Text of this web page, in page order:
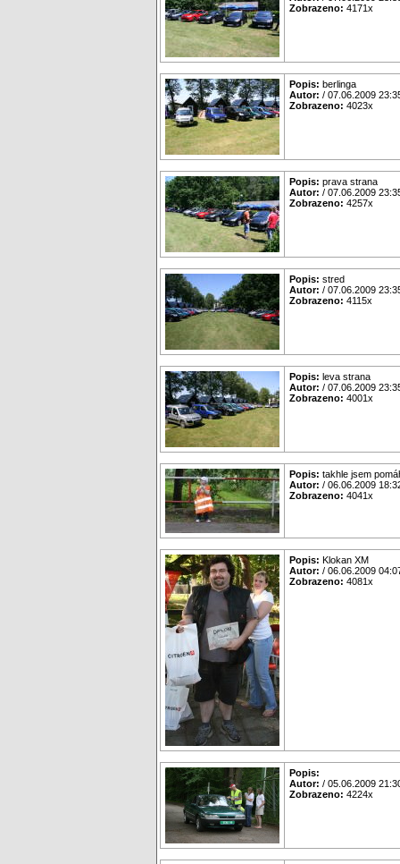
Zobrazeno: 4171x
Popis: berlinga
Autor: / 07.06.2009
Zobrazeno: 4023x
Popis: prava strana
Autor: / 07.06.2009
Zobrazeno: 4257x
Popis: stred
Autor: / 07.06.2009
Zobrazeno: 4115x
Popis: leva strana
Autor: / 07.06.2009
Zobrazeno: 4001x
Popis: takhle jsem
Autor: / 06.06.2009
Zobrazeno: 4041x
Popis: Klokan XM
Autor: / 06.06.2009
Zobrazeno: 4081x
Popis:
Autor: / 05.06.2009
Zobrazeno: 4224x